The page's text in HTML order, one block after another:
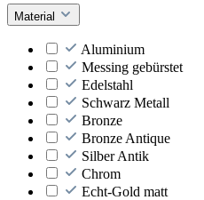
Material
Aluminium
Messing gebürstet
Edelstahl
Schwarz Metall
Bronze
Bronze Antique
Silber Antik
Chrom
Echt-Gold matt